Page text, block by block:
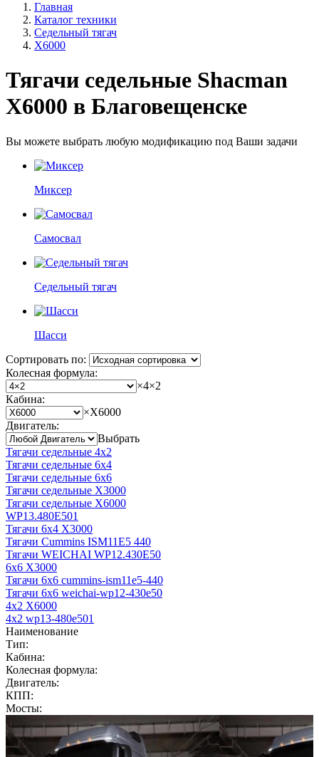
Главная
Каталог техники
Седельный тягач
X6000
Тягачи седельные Shacman
X6000 в Благовещенске
Вы можете выбрать любую модификацию под Ваши задачи
Миксер
Самосвал
Седельный тягач
Шасси
Сортировать по:
Колесная формула:
×4×2
Кабина:
×X6000
Двигатель:
Выбрать
Тягачи седельные 4x2
Тягачи седельные 6x4
Тягачи седельные 6x6
Тягачи седельные X3000
Тягачи седельные X6000
WP13.480E501
Тягачи 6x4 X3000
Тягачи Cummins ISM11E5 440
Тягачи WEICHAI WP12.430E50
6x6 X3000
Тягачи 6x6 cummins-ism11e5-440
Тягачи 6x6 weichai-wp12-430e50
4x2 X6000
4x2 wp13-480e501
Наименование
Тип:
Кабина:
Колесная формула:
Двигатель:
КПП:
Мосты: